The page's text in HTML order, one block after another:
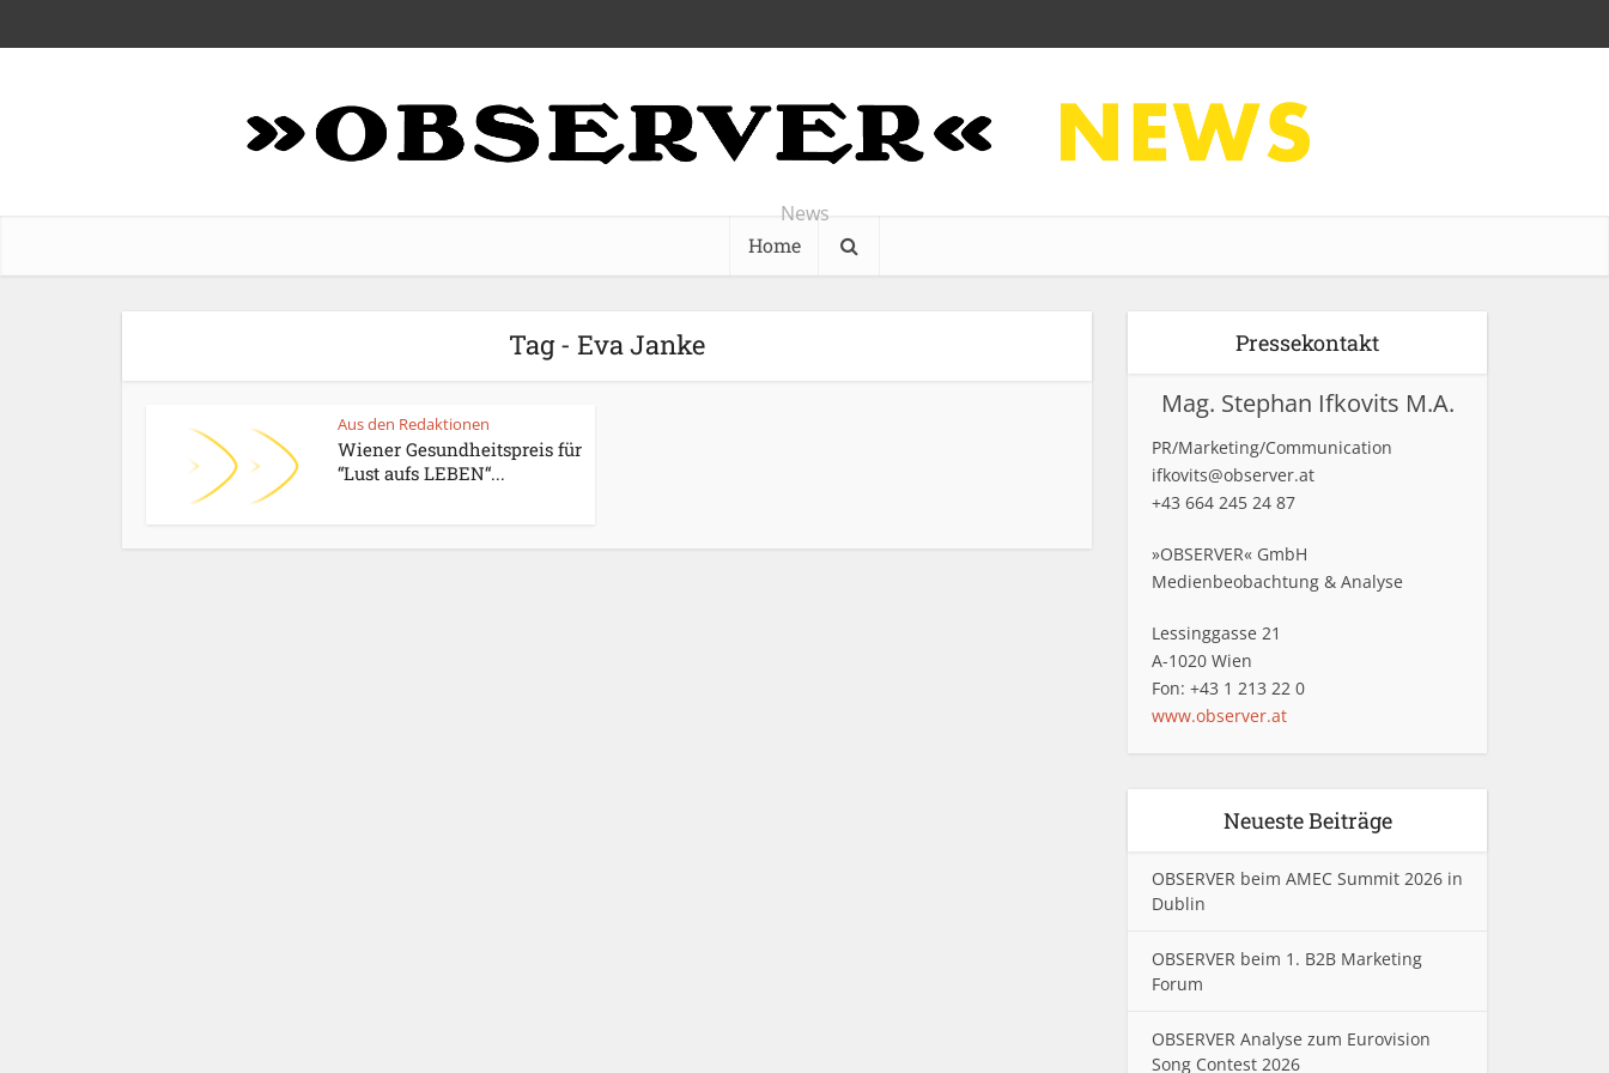
News
Home
Tag - Eva Janke
Aus den Redaktionen
Wiener Gesundheitspreis für
“Lust aufs LEBEN“...
Pressekontakt
Mag. Stephan Ifkovits M.A.
PR/Marketing/Communication
ifkovits@observer.at
+43 664 245 24 87
»OBSERVER« GmbH
Medienbeobachtung & Analyse
Lessinggasse 21
A-1020 Wien
Fon: +43 1 213 22 0
www.observer.at
Neueste Beiträge
OBSERVER beim AMEC Summit 2026 in
Dublin
OBSERVER beim 1. B2B Marketing
Forum
OBSERVER Analyse zum Eurovision
Song Contest 2026